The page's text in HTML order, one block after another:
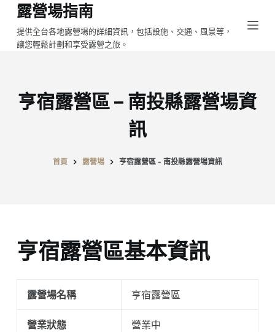
跳
至
主
容
露營場指南
提供全台各地露營場的詳細資訊，包括設施、交通、風景等，
讓您輕鬆計劃和享受露營之旅。
亨宿露營區 – 南投縣露營場資
訊
首頁 露營場 亨宿露營區 - 南投縣露營場資訊
亨宿露營區基本資訊
露營場名稱 亨宿露營區
營業狀態 營業中